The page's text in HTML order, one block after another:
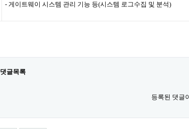
- 게이트웨이 시스템 관리 기능 등(시스템 로그수집 및 분석)
댓글목록
등록된 댓글